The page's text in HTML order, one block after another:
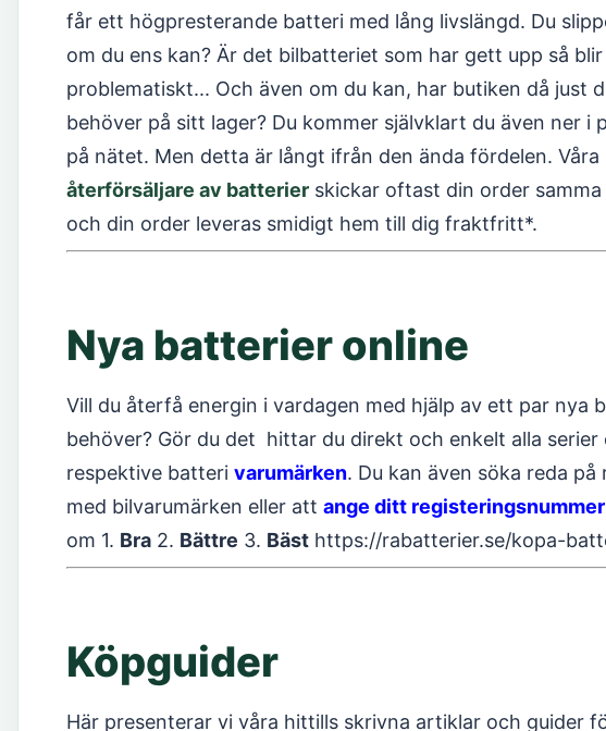
får ett högpresterande batteri med lång livslängd. Du
om du ens kan? Är det bilbatteriet som har gett upp så
problematiskt... Och även om du kan, har butiken då just
behöver på sitt lager? Du kommer självklart du även ner i
på nätet. Men detta är långt ifrån den ända fördelen. Våra
återförsäljare av batterier skickar oftast din order
och din order leveras smidigt hem till dig fraktfritt*.
Nya batterier online
Vill du återfå energin i vardagen med hjälp av ett par nya
behöver? Gör du det hittar du direkt och enkelt alla serier
respektive batteri varumärken. Du kan även söka reda på
med bilvarumärken eller att ange ditt registeringsnummer
om 1. Bra 2. Bättre 3. Bäst https://rabatterier.se/kopa-
Köpguider
Här presenterar vi våra hittills skrivna artiklar och guider